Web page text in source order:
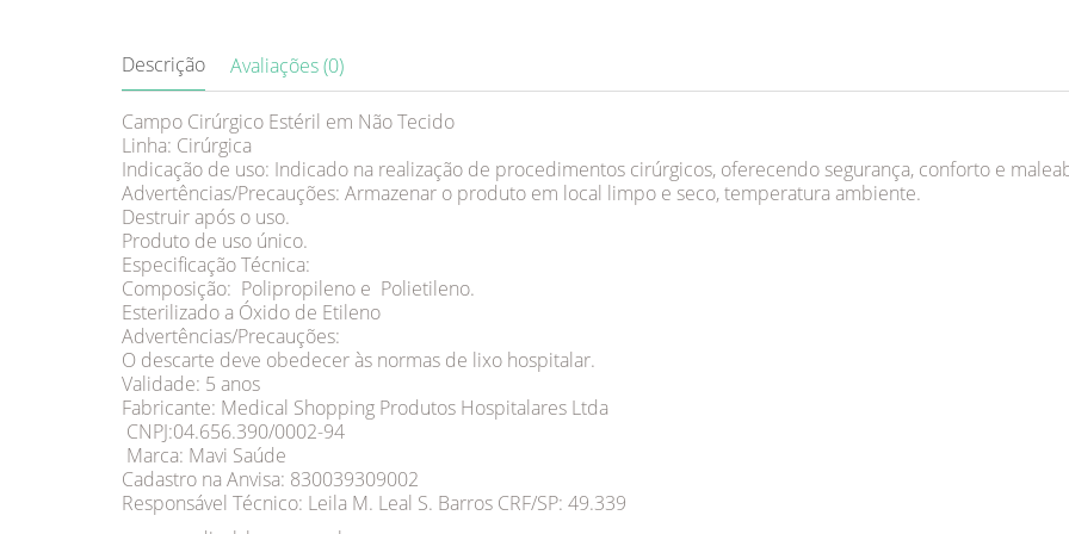
Descrição Avaliações (0)
Campo Cirúrgico Estéril em Não Tecido
Linha: Cirúrgica
Indicação de uso: Indicado na realização de procedimentos cirúrgicos, oferecendo segurança, conforto e
Advertências/Precauções: Armazenar o produto em local limpo e seco, temperatura ambiente.
Destruir após o uso.
Produto de uso único.
Especificação Técnica:
Composição: Polipropileno e Polietileno.
Esterilizado a Óxido de Etileno
Advertências/Precauções:
O descarte deve obedecer às normas de lixo hospitalar.
Validade: 5 anos
Fabricante: Medical Shopping Produtos Hospitalares Ltda
CNPJ:04.656.390/0002-94
Marca: Mavi Saúde
Cadastro na Anvisa: 830039309002
Responsável Técnico: Leila M. Leal S. Barros CRF/SP: 49.339